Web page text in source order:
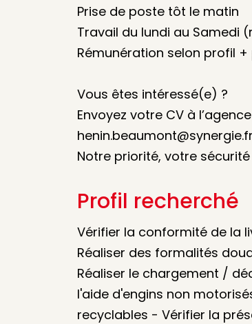
Prise de poste tôt le matin
Travail du lundi au Samedi
Rémunération selon profil
Vous êtes intéressé(e) ?
Envoyez votre CV à
Notre priorité, votre sécurité
Profil recherché
Vérifier la conformité de la
Réaliser des formalités
Réaliser le chargement /
l'aide d'engins non
recyclables - Vérifier la